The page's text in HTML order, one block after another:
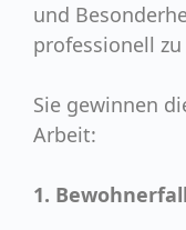
und
professionell
Sie gewinnen
Arbeit:
1.